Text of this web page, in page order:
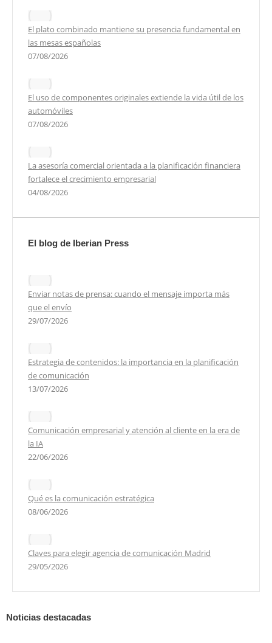
El plato combinado mantiene su presencia fundamental en
las mesas españolas
07/08/2026
El uso de componentes originales extiende la vida útil de los
automóviles
07/08/2026
La asesoría comercial orientada a la planificación financiera
fortalece el crecimiento empresarial
04/08/2026
El blog de Iberian Press
Enviar notas de prensa: cuando el mensaje importa más
que el envío
29/07/2026
Estrategia de contenidos: la importancia en la planificación
de comunicación
13/07/2026
Comunicación empresarial y atención al cliente en la era de
la IA
22/06/2026
Qué es la comunicación estratégica
08/06/2026
Claves para elegir agencia de comunicación Madrid
29/05/2026
Noticias destacadas